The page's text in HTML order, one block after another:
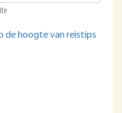
de hoogte van reistips